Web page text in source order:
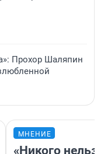
Прохор Шаляпин
МНЕНИЕ
«Никого нельзя